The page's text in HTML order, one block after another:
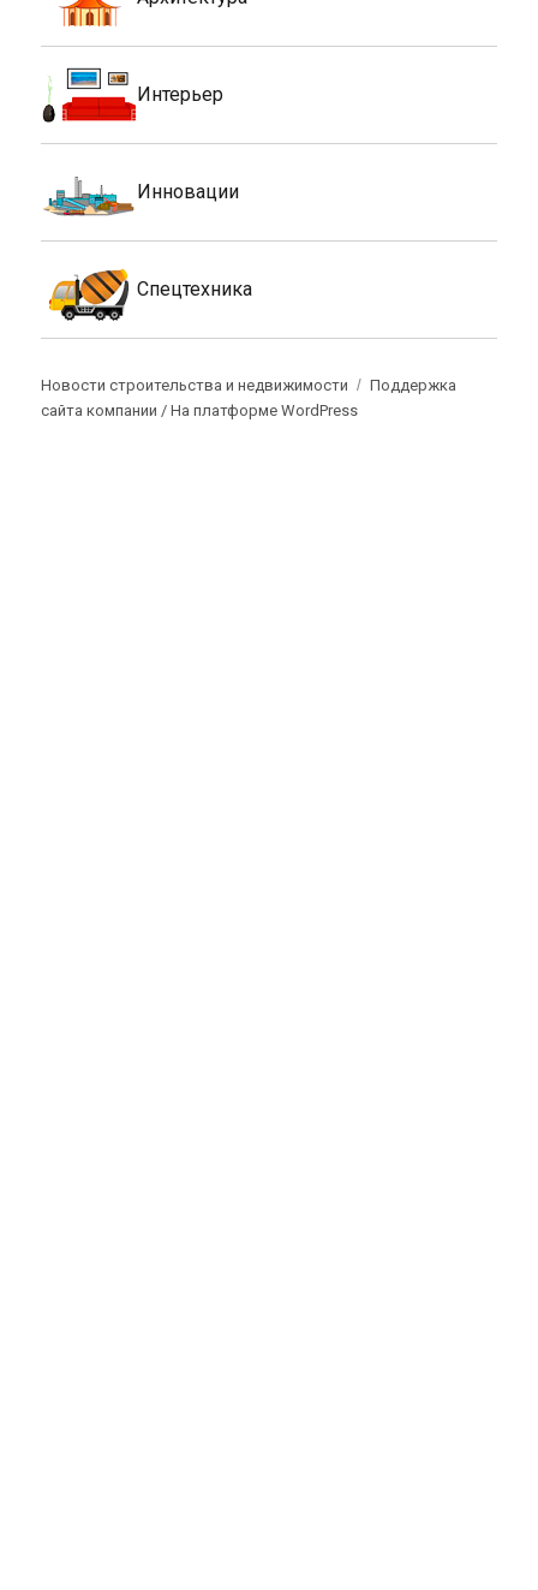
Интерьер
Инновации
Спецтехника
Новости строительства и недвижимости
Поддержка
сайта компании /На платформе WordPress